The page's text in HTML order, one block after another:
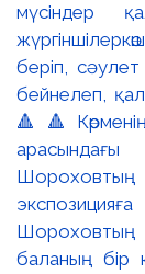
мүсіндер
беріп, сәулет
бейнелеп,
Шороховтың
баланың бір